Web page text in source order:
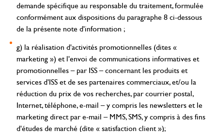
demande spécifique au responsable du traitement, formulée
conformément aux dispositions du paragraphe 8 ci-dessous
de la présente note d'information ;
g) la réalisation d'activités promotionnelles (dites «
marketing ») et l'envoi de communications informatives et
promotionnelles – par ISS – concernant les produits et
services d'ISS et de ses partenaires commerciaux, et/ou la
réduction du prix de vos recherches, par courrier postal,
Internet, téléphone, e-mail – y compris les newsletters et le
marketing direct par e-mail – MMS, SMS, y compris à des fins
d'études de marché (dite « satisfaction client »);